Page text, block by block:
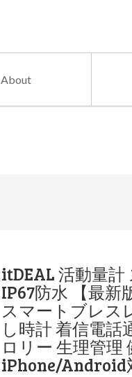
About
itDEAL 活動量
IP67防水 【最新
スマートブレス
し時計 着信電
ロリー 生理管理
iPhone/Android